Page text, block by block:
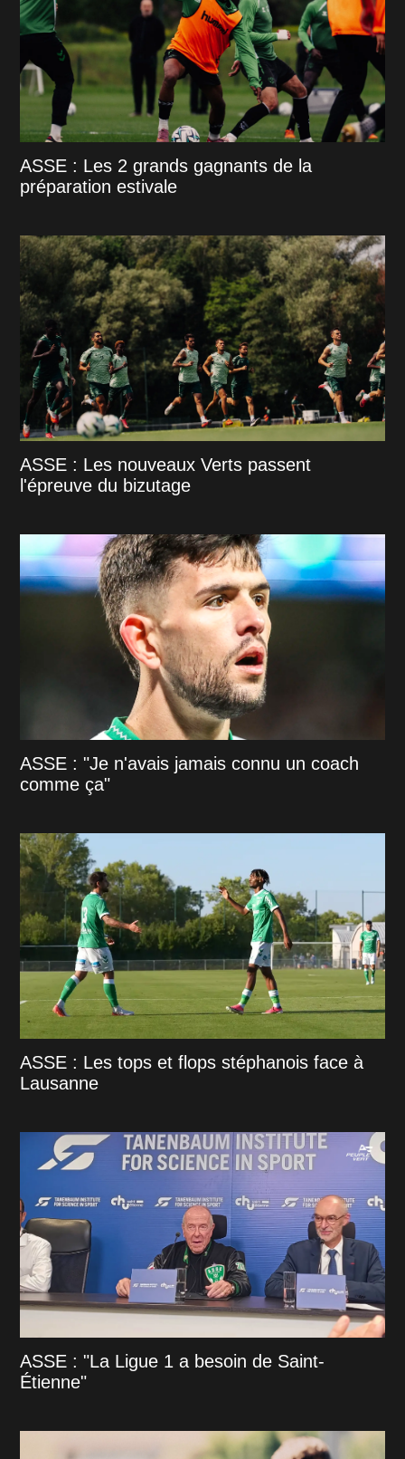
ASSE : Les 2 grands gagnants de la
préparation estivale
ASSE : Les nouveaux Verts passent
l'épreuve du bizutage
ASSE : "Je n'avais jamais connu un coach
comme ça"
ASSE : Les tops et flops stéphanois face à
Lausanne
ASSE : "La Ligue 1 a besoin de Saint-
Étienne"